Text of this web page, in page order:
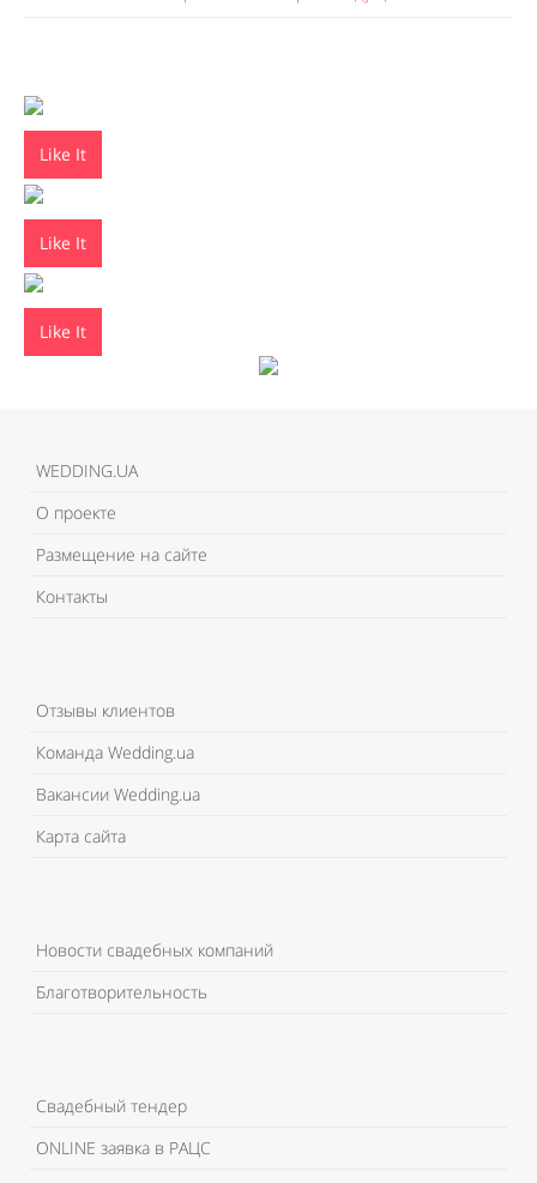
Like It
Like It
Like It
WEDDING.UA
О проекте
Размещение на сайте
Контакты
Отзывы клиентов
Команда Wedding.ua
Вакансии Wedding.ua
Карта сайта
Новости свадебных компаний
Благотворительность
Свадебный тендер
ONLINE заявка в РАЦС